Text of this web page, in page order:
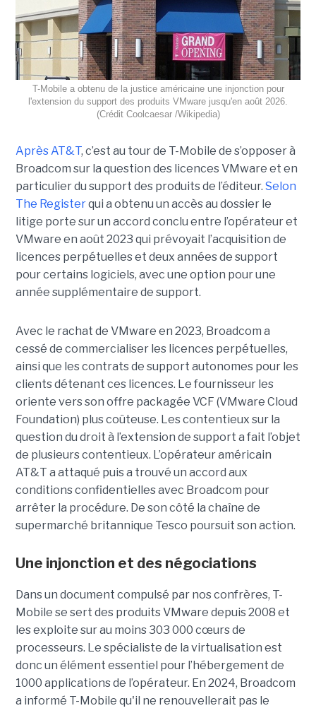
T-Mobile a obtenu de la justice américaine une injonction pour
l'extension du support des produits VMware jusqu'en août 2026.
(Crédit Coolcaesar /Wikipedia)
Après AT&T, c’est au tour de T-Mobile de s’opposer à
Broadcom sur la question des licences VMware et en
particulier du support des produits de l’éditeur. Selon
The Registerqui a obtenu un accès au dossier le
litige porte sur un accord conclu entre l’opérateur et
VMware en août 2023 qui prévoyait l’acquisition de
licences perpétuelles et deux années de support
pour certains logiciels, avec une option pour une
année supplémentaire de support.
Avec le rachat de VMware en 2023, Broadcom a
cessé de commercialiser les licences perpétuelles,
ainsi que les contrats de support autonomes pour les
clients détenant ces licences. Le fournisseur les
oriente vers son offre packagée VCF (VMware Cloud
Foundation) plus coûteuse. Les contentieux sur la
question du droit à l’extension de support a fait l’objet
de plusieurs contentieux. L’opérateur américain
AT&T a attaqué puis a trouvé un accord aux
conditions confidentielles avec Broadcom pour
arrêter la procédure. De son côté la chaîne de
supermarché britannique Tesco poursuit son action.
Une injonction et des négociations
Dans un document compulsé par nos confrères, T-
Mobile se sert des produits VMware depuis 2008 et
les exploite sur au moins 303 000 cœurs de
processeurs. Le spécialiste de la virtualisation est
donc un élément essentiel pour l’hébergement de
1000 applications de l’opérateur. En 2024, Broadcom
a informé T-Mobile qu'il ne renouvellerait pas le